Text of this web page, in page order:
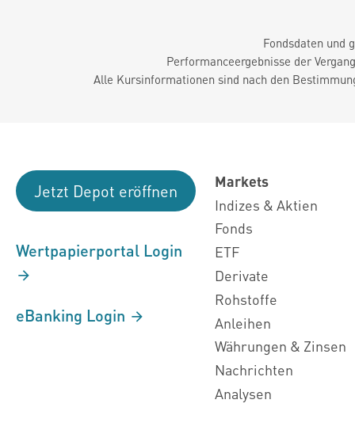
Fondsdaten und
Performanceergebnisse der
Alle Kursinformationen sind nach den
Jetzt Depot eröffnen
Wertpapierportal Login
eBanking Login
Markets
Indizes & Aktien
Fonds
ETF
Derivate
Rohstoffe
Anleihen
Währungen & Zinsen
Nachrichten
Analysen